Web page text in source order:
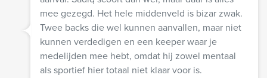
mee gezegd. Het hele middenveld is bizar zwak.
Twee backs die wel kunnen aanvallen, maar niet
kunnen verdedigen en een keeper waar je
medelijden mee hebt, omdat hij zowel mentaal
als sportief hier totaal niet klaar voor is.